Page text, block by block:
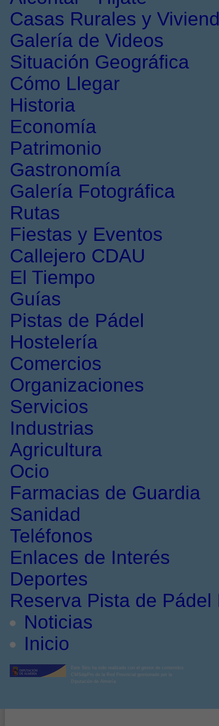
Casas Rurales y
Galería de Videos
Situación Geográfica
Cómo Llegar
Historia
Economía
Patrimonio
Gastronomía
Galería Fotográfica
Rutas
Fiestas y Eventos
Callejero CDAU
El Tiempo
Guías
Pistas de Pádel
Hostelería
Comercios
Organizaciones
Servicios
Industrias
Agricultura
Ocio
Farmacias de Guardia
Sanidad
Teléfonos
Enlaces de Interés
Deportes
Reserva Pista de Pádel
Noticias
Inicio
Este Sitio ha sido realizado con el gestor de contenidos
CMSdipPro de la Red Provincial gestionado por la
Diputación de Almería